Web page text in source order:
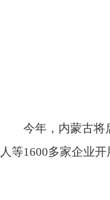
今年，内蒙古将
人等1600多家企业开